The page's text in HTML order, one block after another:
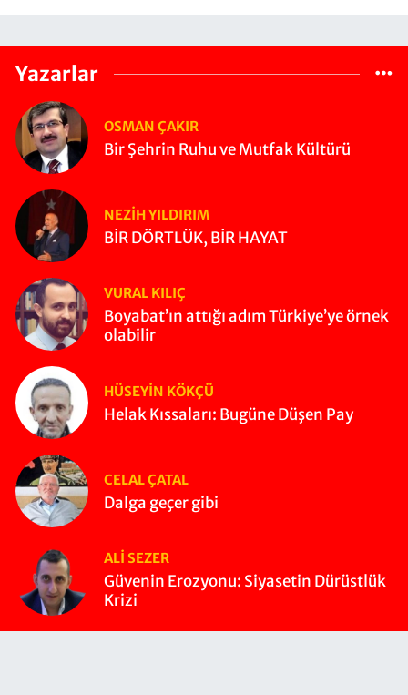
Yazarlar
OSMAN ÇAKIR
Bir Şehrin Ruhu ve Mutfak Kültürü
NEZIH YILDIRIM
BİR DÖRTLÜK, BİR HAYAT
VURAL KILIÇ
Boyabat’ın attığı adım Türkiye’ye örnek
olabilir
HÜSEYIN KÖKÇÜ
Helak Kıssaları: Bugüne Düşen Pay
CELAL ÇATAL
Dalga geçer gibi
ALI SEZER
Güvenin Erozyonu: Siyasetin Dürüstlük
Krizi